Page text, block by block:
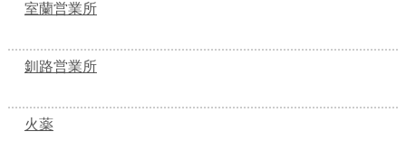
室蘭営業所
釧路営業所
火薬